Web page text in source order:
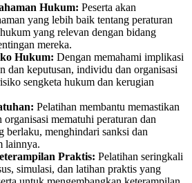
Hukum: Peserta akan
yang lebih baik tentang peraturan
yang relevan dengan bidang
mereka.
Hukum: Dengan memahami implikasi
dan keputusan, individu dan organisasi
sengketa hukum dan kerugian
Pelatihan membantu memastikan
mematuhi peraturan dan
berlaku, menghindari sanksi dan
lainnya.
Praktis: Pelatihan seringkali
simulasi, dan latihan praktis yang